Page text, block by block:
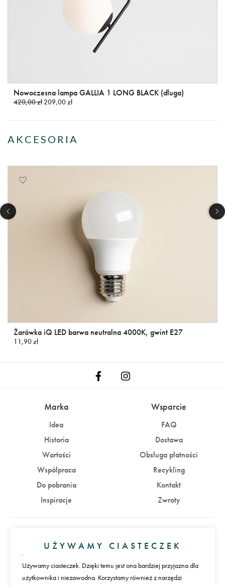
Nowoczesna lampa GALLIA 1 LONG BLACK (długa)
420,00 zł209,00 zł
AKCESORIA
Żarówka iQ LED barwa neutralna 4000K, gwint E27
11,90 zł
Marka
Idea
Historia
Wartości
Współpraca
Do pobrania
Inspiracje
Wsparcie
FAQ
Dostawa
Obsługa płatności
Recykling
Kontakt
Zwroty
Zaloguj się Załóż konto
Płatności
UŻYWAMY CIASTECZEK
Używamy ciasteczek. Dzięki temu jest ona bardziej przyjazna dla
użytkownika i niezawodna. Korzystamy również z narzędzi